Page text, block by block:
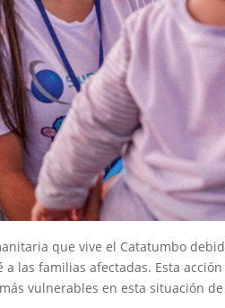
que vive el Catatumbo
a las familias afectadas. Esta
vulnerables en esta situación